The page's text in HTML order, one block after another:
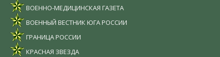
ВОЕННО-МЕДИЦИНСКАЯ ГАЗЕТА
ВОЕННЫЙ ВЕСТНИК ЮГА РОССИИ
ГРАНИЦА РОССИИ
КРАСНАЯ ЗВЕЗДА